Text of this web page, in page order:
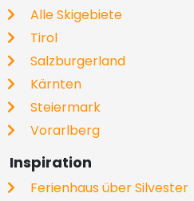
Alle Skigebiete
Tirol
Salzburgerland
Kärnten
Steiermark
Vorarlberg
Inspiration
Ferienhaus über Silvester